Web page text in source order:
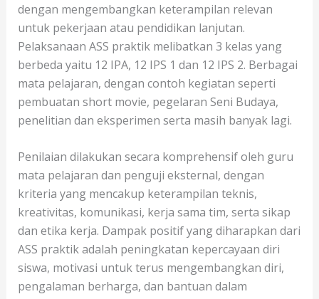
dengan mengembangkan keterampilan relevan
untuk pekerjaan atau pendidikan lanjutan.
Pelaksanaan ASS praktik melibatkan 3 kelas yang
berbeda yaitu 12 IPA, 12 IPS 1 dan 12 IPS 2. Berbagai
mata pelajaran, dengan contoh kegiatan seperti
pembuatan short movie, pegelaran Seni Budaya,
penelitian dan eksperimen serta masih banyak lagi.
Penilaian dilakukan secara komprehensif oleh guru
mata pelajaran dan penguji eksternal, dengan
kriteria yang mencakup keterampilan teknis,
kreativitas, komunikasi, kerja sama tim, serta sikap
dan etika kerja. Dampak positif yang diharapkan dari
ASS praktik adalah peningkatan kepercayaan diri
siswa, motivasi untuk terus mengembangkan diri,
pengalaman berharga, dan bantuan dalam